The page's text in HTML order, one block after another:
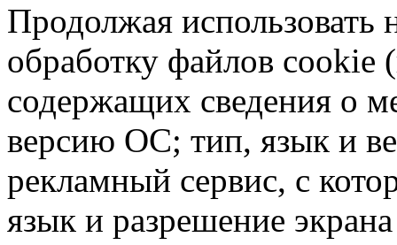
Продолжая использовать
обработку файлов cookie
содержащих сведения о
версию ОС; тип, язык и
рекламный сервис, с
язык и разрешение